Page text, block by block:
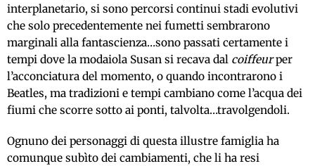
interplanetario, si sono percorsi continui stadi evolutivi
che solo precedentemente nei fumetti sembrarono
marginali alla fantascienza…sono passati certamente i
tempi dove la modaiola Susan si recava dal coiffeurper
l’acconciatura del momento, o quando incontrarono i
Beatles, ma tradizioni e tempi cambiano come l’acqua dei
fiumi che scorre sotto ai ponti, talvolta…travolgendoli.
Ognuno dei personaggi di questa illustre famiglia ha
comunque subìto dei cambiamenti, che li ha resi